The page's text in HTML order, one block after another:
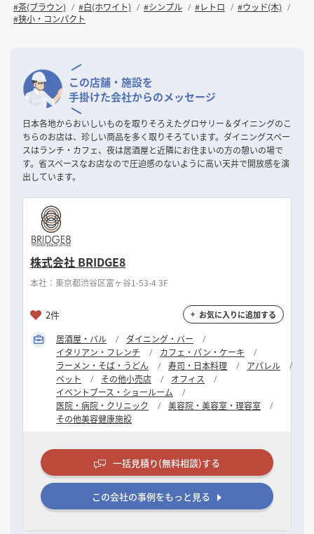
#茶(ブラウン)
#白(ホワイト) #シンプル #レトロ
#ウッド(木)
#狭小・コンパクト
この店舗・施設を
手掛けた会社からのメッセージ
日本各地からおいしいものを取りそろえたグロサリー＆ダイニングのこ
ちらのお店は、珍しい商品を多く取りそろています。ダイニングスペー
スはランチ・カフェ、夜は居酒屋と近隣にお住まいの方の憩いの場で
す。省スペースなお店なので圧迫感のないように高い天井で開放感を演
出しています。
株式会社 BRIDGE8
本社：東京都渋谷区富ヶ谷1-53-4 3F
2件 お気に入りに追加する
居酒屋・バル
ダイニング・バー
イタリアン・フレンチ
カフェ・パン・ケーキ
ラーメン・そば・うどん
寿司・日本料理
アパレル
ペット
その他小売店
オフィス
イベントブース・ショールーム
医院・病院・クリニック
美容院・美容室・理容室
その他美容健康施設
一括見積り(無料相談)する
この会社の事例をもっと見る